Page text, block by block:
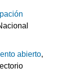
abierto,